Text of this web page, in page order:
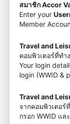
สมาชิก Accor
Enter your
Member
Travel and
คอมพิวเตอร์ที่ทำ
Your login
login (WWID &
Travel and
จากคอมพิวเตอร์
กรอก WWID แ